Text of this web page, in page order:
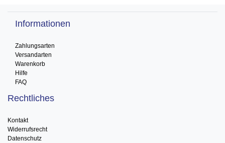
Informationen
Zahlungsarten
Versandarten
Warenkorb
Hilfe
FAQ
Rechtliches
Kontakt
Widerrufsrecht
Datenschutz